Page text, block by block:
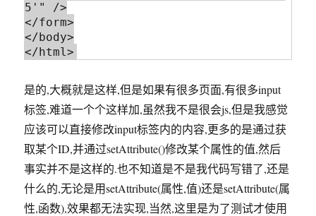
5'" />
</form>
</body>
是的,大概就是这样,但是如果有很多页面,有很多input
标签,难道一个个这样加,虽然我不是很会js,但是我感觉
应该可以直接修改input标签内的内容,更多的是通过获
取某个ID,并通过setAttribute()修改某个属性的值,然后
事实并不是这样的.也不知道是不是我代码写错了,还是
什么的,无论是用setAttribute(属性,值)还是setAttribute(属
性,函数),效果都无法实现,当然,这里是为了测试才使用